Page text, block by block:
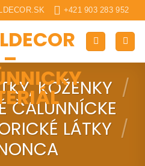
+421 903 283 952
KOŽENKY /
ČALUNNÍCKE
LÁTKY /